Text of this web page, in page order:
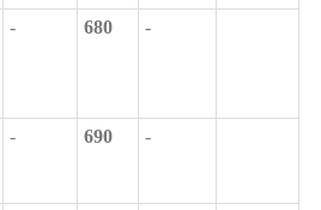
- 680 -
- 690 -